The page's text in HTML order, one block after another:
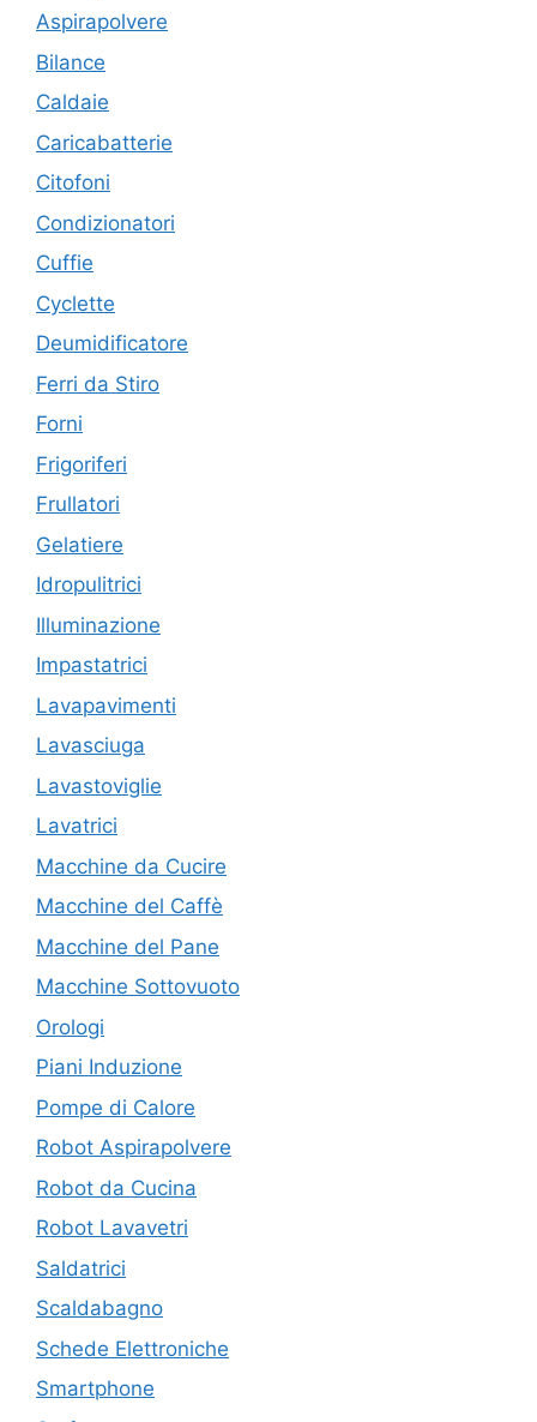
Aspirapolvere
Bilance
Caldaie
Caricabatterie
Citofoni
Condizionatori
Cuffie
Cyclette
Deumidificatore
Ferri da Stiro
Forni
Frigoriferi
Frullatori
Gelatiere
Idropulitrici
Illuminazione
Impastatrici
Lavapavimenti
Lavasciuga
Lavastoviglie
Lavatrici
Macchine da Cucire
Macchine del Caffè
Macchine del Pane
Macchine Sottovuoto
Orologi
Piani Induzione
Pompe di Calore
Robot Aspirapolvere
Robot da Cucina
Robot Lavavetri
Saldatrici
Scaldabagno
Schede Elettroniche
Smartphone